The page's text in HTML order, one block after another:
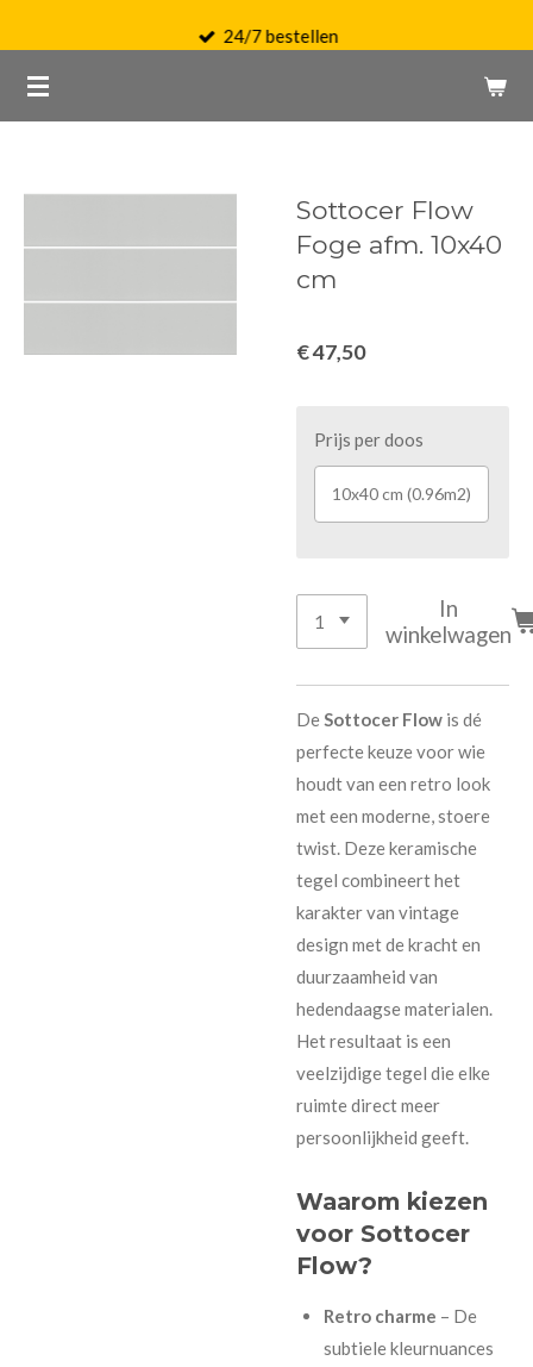
naar
de
24/7 bestellen
Sottocer Flow
Foge afm. 10x40
cm
€ 47,50
Prijs per doos
10x40 cm (0.96m2)
In
winkelwagen
DeSottocer Flow is dé
perfecte keuze voor wie
houdt van een retro look
met een moderne, stoere
twist. Deze keramische
tegel combineert het
karakter van vintage
design met de kracht en
duurzaamheid van
hedendaagse materialen.
Het resultaat is een
veelzijdige tegel die elke
ruimte direct meer
persoonlijkheid geeft.
Waarom kiezen
voor Sottocer
Flow?
Retro charme – De
subtiele kleurnuances